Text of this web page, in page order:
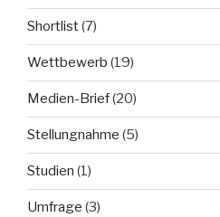
Shortlist(7)
Wettbewerb (19)
Medien-Brief(20)
Stellungnahme (5)
Studien (1)
Umfrage (3)